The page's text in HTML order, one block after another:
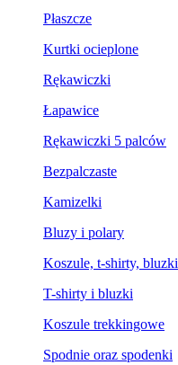
Płaszcze
Kurtki ocieplone
Rękawiczki
Łapawice
Rękawiczki 5 palców
Bezpalczaste
Kamizelki
Bluzy i polary
Koszule, t-shirty, bluzki
T-shirty i bluzki
Koszule trekkingowe
Spodnie oraz spodenki